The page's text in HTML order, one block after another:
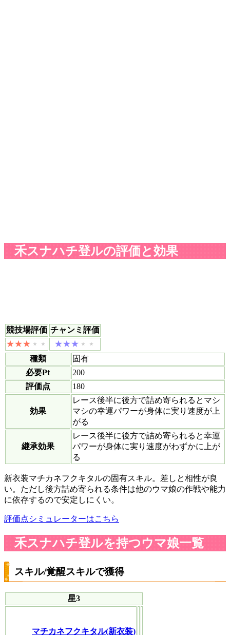
禾スナハチ登ルの評価と効果
競技場評価 チャンミ評価
種類
固有
必要Pt
200
評価点
180
効果
レース後半に後方で詰め寄られるとマシ
マシの幸運パワーが身体に実り速度が上
がる
継承効果
レース後半に後方で詰め寄られると幸運
パワーが身体に実り速度がわずかに上が
る
新衣装マチカネフクキタルの固有スキル。差しと相性が良
い。ただし後方詰め寄られる条件は他のウマ娘の作戦や能力
に依存するので安定しにくい。
評価点シミュレーターはこちら
禾スナハチ登ルを持つウマ娘一覧
スキル/覚醒スキルで獲得
星3
マチカネフクキタル(新衣装)